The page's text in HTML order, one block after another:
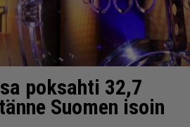
poksahti 32,7
Suomen isoin